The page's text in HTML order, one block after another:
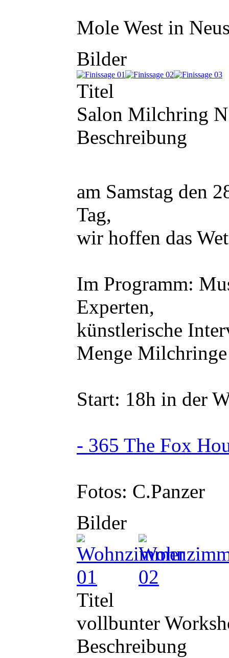
Mole West in
Bilder
Titel
Salon Milchring
Beschreibung
am Samstag den
Tag,
wir hoffen das
Im Programm:
Experten,
künstlerische
Menge
Start: 18h in der
- 365 The Fox
Fotos: C.Panzer
Bilder
Titel
vollbunter
Beschreibung